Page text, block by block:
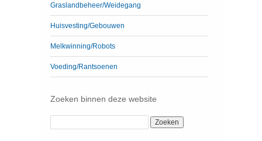
Graslandbeheer/Weidegang
Huisvesting/Gebouwen
Melkwinning/Robots
Voeding/Rantsoenen
Zoeken binnen deze website